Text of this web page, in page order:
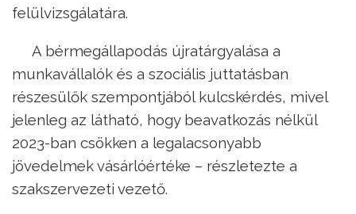
felülvizsgálatára.
A bérmegállapodás újratárgyalása a
munkavállalók és a szociális juttatásban
részesülők szempontjából kulcskérdés, mivel
jelenleg az látható, hogy beavatkozás nélkül
2023-ban csökken a legalacsonyabb
jövedelmek vásárlóértéke – részletezte a
szakszervezeti vezető.